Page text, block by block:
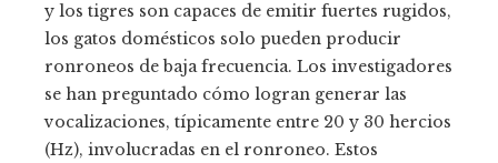
y los tigres son capaces de emitir fuertes rugidos,
los gatos domésticos solo pueden producir
ronroneos de baja frecuencia. Los investigadores
se han preguntado cómo logran generar las
vocalizaciones, típicamente entre 20 y 30 hercios
(Hz), involucradas en el ronroneo. Estos